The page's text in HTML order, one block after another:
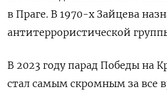
в Праге. В 1970-х Зайцева
антитеррористической
В 2023 году парад Победы на
стал самым скромным за все